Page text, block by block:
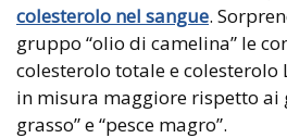
colesterolo nel sangue.
gruppo “olio di camelina” le
colesterolo totale e colesterolo
in misura maggiore rispetto ai
grasso” e “pesce magro”.